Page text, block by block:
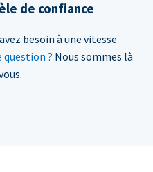
de confiance
besoin à une vitesse
question ? Nous sommes là